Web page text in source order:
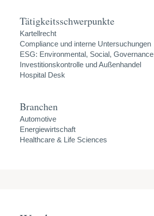
Tätigkeitsschwerpunkte
Kartellrecht
Compliance und interne Untersuchungen
ESG: Environmental, Social, Governance
Investitionskontrolle und Außenhandel
Hospital Desk
Branchen
Automotive
Energiewirtschaft
Healthcare & Life Sciences